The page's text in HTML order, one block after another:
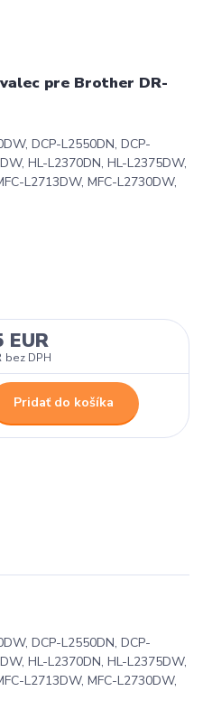
pre Brother DR-
DCP-L2550DN, DCP-
HL-L2370DN, HL-L2375DW,
L2713DW, MFC-L2730DW,
EUR
bez DPH
Pridať do košíka
DCP-L2550DN, DCP-
HL-L2370DN, HL-L2375DW,
L2713DW, MFC-L2730DW,